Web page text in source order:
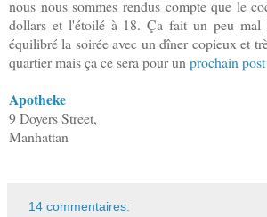
nous nous sommes rendus compte que le
dollars et l'étoilé à 18. Ça fait un peu mal
équilibré la soirée avec un dîner copieux et
quartier mais ça ce sera pour un prochain post
Apotheke
9 Doyers Street,
Manhattan
14 commentaires: